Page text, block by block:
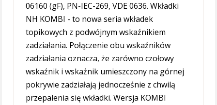
06160 (gF), PN-IEC-269, VDE 0636. Wkładki
NH KOMBI - to nowa seria wkładek
topikowych z podwójnym wskaźnikiem
zadziałania. Połączenie obu wskaźników
zadziałania oznacza, że zarówno czołowy
wskaźnik i wskaźnik umieszczony na górnej
pokrywie zadziałają jednocześnie z chwilą
przepalenia się wkładki. Wersja KOMBI